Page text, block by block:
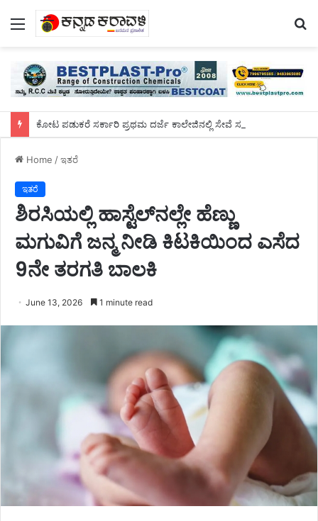
Menu
Home /ಇತರೆ
ಇತರೆ
ಶಿರಸಿಯಲ್ಲಿ ಹಾಸ್ಟೆಲ್‌ನಲ್ಲೇ ಹೆಣ್ಣು
ಮಗುವಿಗೆ ಜನ್ಮ ನೀಡಿ ಕಿಟಕಿಯಿಂದ ಎಸೆದ
9ನೇ ತರಗತಿ ಬಾಲಕಿ
June 13, 2026 1 minute read